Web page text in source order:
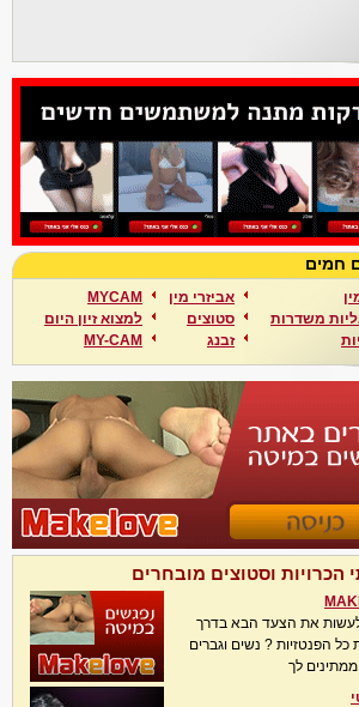
חמים
משדרות
אביזרי מין
סטוצים
זבנג
MYCAM
למצוא זיון היום
MY-CAM
הכרויות וסטוצים מובחרים
לעשות את הצעד הבא בדרך
הפנטזיות ? נשים וגברים
לך